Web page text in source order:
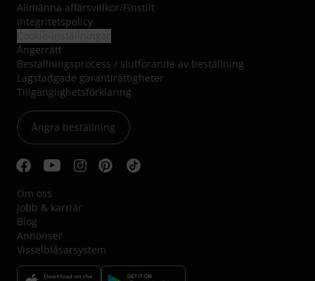
Allmänna affärsvillkor/Finstilt
Integritetspolicy
Ångerrätt
Beställningsprocess / slutförande av beställning
Lagstadgade garantirättigheter
Tillgänglighetsförklaring
Ångra beställning
Om oss
Jobb & karriär
Blog
Annonser
Visselblåsarsystem